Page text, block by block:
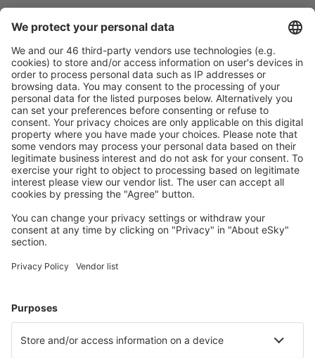
Buchen ohne Sorgen mit einer kostenlosen
Stornierungsoption.
Mehr sparen
Attraktive Preise und Spezialangebote für eingeloggte
Benutzer.
Unterkünfte, die Sie mögen
Wählen Sie aus über 1,3 Millionen Unterkünften: Hotels,
Hütten, Apartments und andere.
Meist gesuchte Unterkünfte von eSky Nutzern
Unterkünfte in Portugal - Beliebte Städte
Unterkunft in Lagos Unterkunft in Funchal